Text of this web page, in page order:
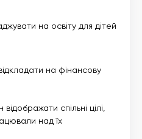
на освіту для дітей
на фінансову
спільні цілі,
над їх